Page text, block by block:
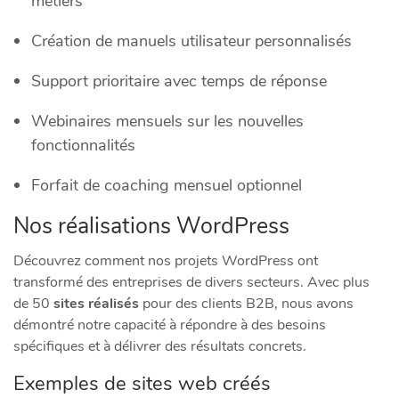
Création de manuels utilisateur personnalisés
Support prioritaire avec temps de réponse
Webinaires mensuels sur les nouvelles
fonctionnalités
Forfait de coaching mensuel optionnel
Nos réalisations WordPress
Découvrez comment nos projets WordPress ont
transformé des entreprises de divers secteurs. Avec plus
de 50 sites réalisés pour des clients B2B, nous avons
démontré notre capacité à répondre à des besoins
spécifiques et à délivrer des résultats concrets.
Exemples de sites web créés